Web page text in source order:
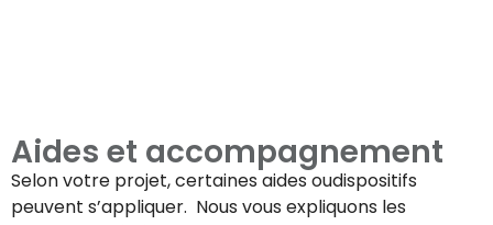
Aides et accompagnement
Selon votre projet, certaines aides oudispositifs
peuvent s’appliquer. Nous vous expliquons les